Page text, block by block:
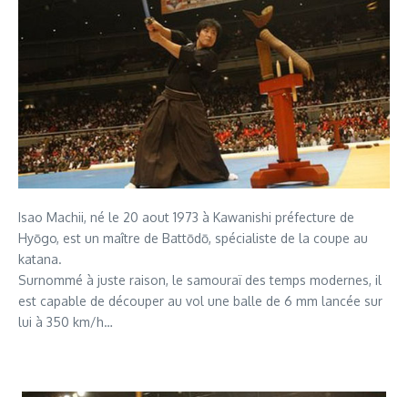
Isao Machii, né le 20 aout 1973 à Kawanishi préfecture de
Hyōgo, est un maître de Battōdō, spécialiste de la coupe au
katana.
Surnommé à juste raison, le samouraï des temps modernes, il
est capable de découper au vol une balle de 6 mm lancée sur
lui à 350 km/h…